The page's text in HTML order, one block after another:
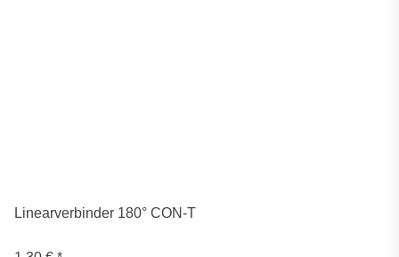
Linearverbinder 180° CON-T